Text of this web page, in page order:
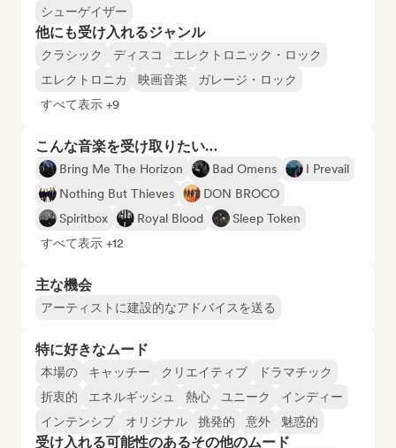
シューゲイザー
他にも受け入れるジャンル
クラシック ディスコ
エレクトロニック・ロック
エレクトロニカ
映画音楽
ガレージ・ロック
すべて表示 +9
こんな音楽を受け取りたい…
Bring Me The Horizon Bad Omens
I Prevail
Nothing But Thieves
DON BROCO
Spiritbox
Royal Blood
Sleep Token
すべて表示 +12
主な機会
アーティストに建設的なアドバイスを送る
特に好きなムード
本場の キャッチー クリエイティブ
ドラマチック
折衷的
エネルギッシュ 熱心 ユニーク
インディー
インテンシブ
オリジナル 挑発的 意外 魅惑的
受け入れる可能性のあるその他のムード